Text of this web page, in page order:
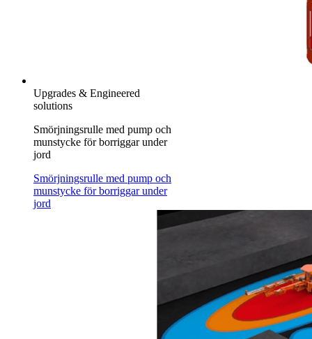
Upgrades & Engineered
solutions
Smörjningsrulle med pump och
munstycke för borriggar under
jord
Smörjningsrulle med pump och
munstycke för borriggar under
jord